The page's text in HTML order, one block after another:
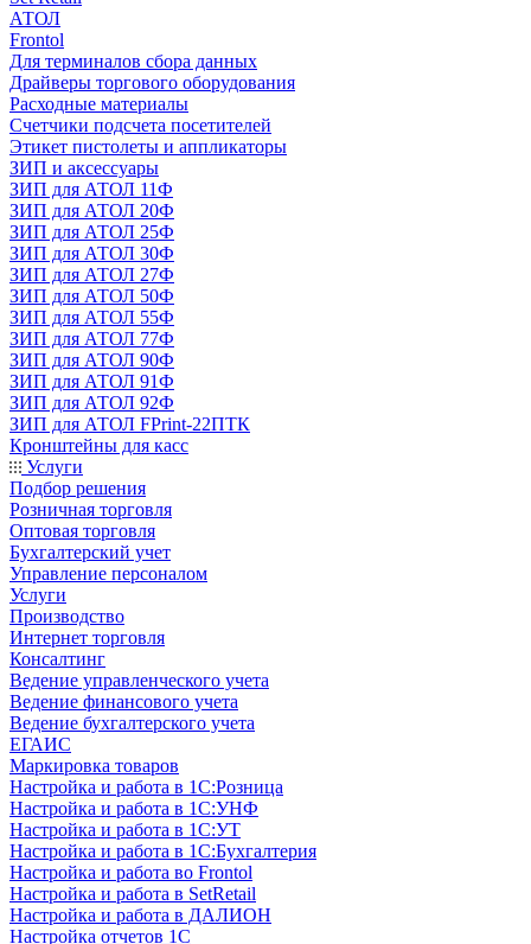
АТОЛ
Frontol
Для терминалов сбора данных
Драйверы торгового оборудования
Расходные материалы
Счетчики подсчета посетителей
Этикет пистолеты и аппликаторы
ЗИП и аксессуары
ЗИП для АТОЛ 11Ф
ЗИП для АТОЛ 20Ф
ЗИП для АТОЛ 25Ф
ЗИП для АТОЛ 30Ф
ЗИП для АТОЛ 27Ф
ЗИП для АТОЛ 50Ф
ЗИП для АТОЛ 55Ф
ЗИП для АТОЛ 77Ф
ЗИП для АТОЛ 90Ф
ЗИП для АТОЛ 91Ф
ЗИП для АТОЛ 92Ф
ЗИП для АТОЛ FPrint-22ПТК
Кронштейны для касс
Услуги
Подбор решения
Розничная торговля
Оптовая торговля
Бухгалтерский учет
Управление персоналом
Услуги
Производство
Интернет торговля
Консалтинг
Ведение управленческого учета
Ведение финансового учета
Ведение бухгалтерского учета
ЕГАИС
Маркировка товаров
Настройка и работа в 1С:Розница
Настройка и работа в 1С:УНФ
Настройка и работа в 1С:УТ
Настройка и работа в 1С:Бухгалтерия
Настройка и работа во Frontol
Настройка и работа в SetRetail
Настройка и работа в ДАЛИОН
Настройка отчетов 1С